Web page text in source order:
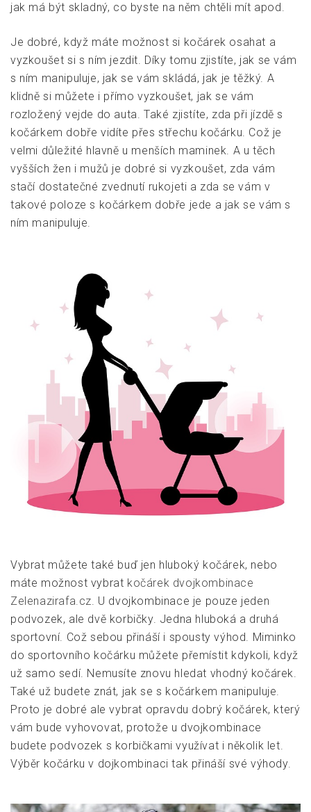
jak má být skladný, co byste na něm chtěli mít apod.
Je dobré, když máte možnost si kočárek osahat a
vyzkoušet si s ním jezdit. Díky tomu zjistíte, jak se vám
s ním manipuluje, jak se vám skládá, jak je těžký. A
klidně si můžete i přímo vyzkoušet, jak se vám
rozložený vejde do auta. Také zjistíte, zda při jízdě s
kočárkem dobře vidíte přes střechu kočárku. Což je
velmi důležité hlavně u menších maminek. A u těch
vyšších žen i mužů je dobré si vyzkoušet, zda vám
stačí dostatečné zvednutí rukojeti a zda se vám v
takové poloze s kočárkem dobře jede a jak se vám s
ním manipuluje.
Vybrat můžete také buď jen hluboký kočárek, nebo
máte možnost vybrat kočárek dvojkombinace
Zelenazirafa.cz. U dvojkombinace je pouze jeden
podvozek, ale dvě korbičky. Jedna hluboká a druhá
sportovní. Což sebou přináší i spousty výhod. Miminko
do sportovního kočárku můžete přemístit kdykoli, když
už samo sedí. Nemusíte znovu hledat vhodný kočárek.
Také už budete znát, jak se s kočárkem manipuluje.
Proto je dobré ale vybrat opravdu dobrý kočárek, který
vám bude vyhovovat, protože u dvojkombinace
budete podvozek s korbičkami využívat i několik let.
Výběr kočárku v dojkombinaci tak přináší své výhody.